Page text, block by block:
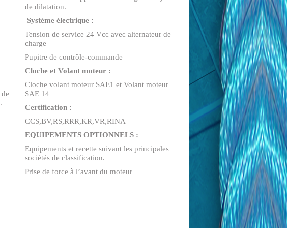
de dilatation.
Système électrique :
Tension de service 24 Vcc avec alternateur de
charge
Pupitre de contrôle-commande
Cloche et Volant moteur :
Cloche volant moteur SAE1 et Volant moteur
SAE 14
Certification :
CCS,BV,RS,RRR,KR,VR,RINA
EQUIPEMENTS OPTIONNELS :
Equipements et recette suivant les principales
sociétés de classification.
Prise de force à l’avant du moteur